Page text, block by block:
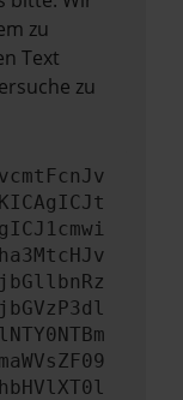
zu
Text
zu